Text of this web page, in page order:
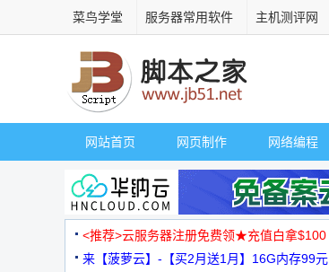
菜鸟学堂 服务器常用软件 主机测评网
网站首页 网页制作 网络编程
<推荐>云服务器注册免费领★充值白拿$100
来【菠萝云】-【买2月送1月】16G内存99元